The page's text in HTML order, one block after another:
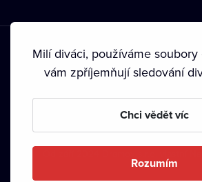
Podmínky používání • Ochrana soukromí
• Autorská práva•
Milí diváci, používáme
vám zpříjemňují sledování
Chci vědět víc
Rozumím